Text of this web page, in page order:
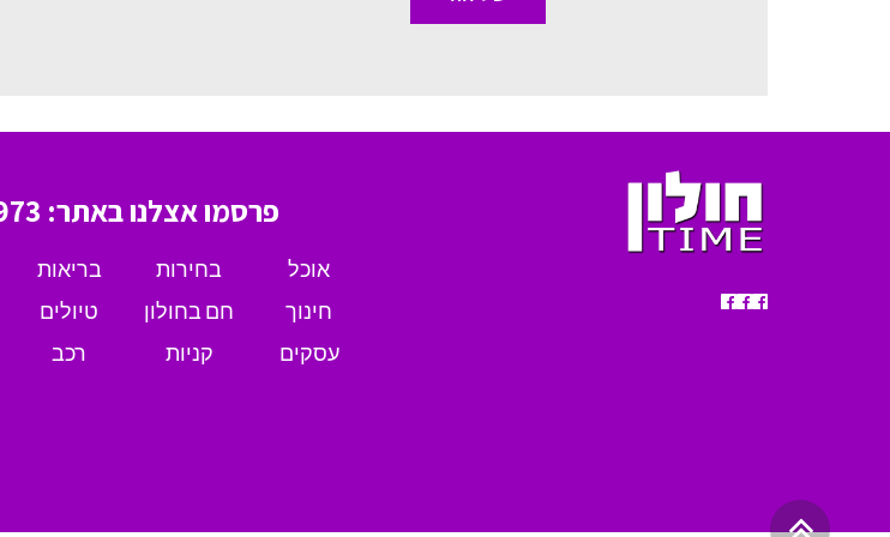
פרסמו אצלנו באתר: 03-6486973
אוכל בחירות בריאות
חינוך
חם בחולון טיולים
עסקים
קניות רכב